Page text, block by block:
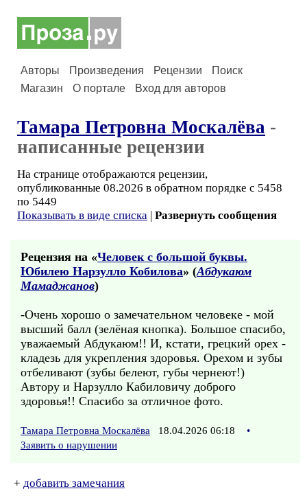
Авторы Произведения Рецензии
Поиск
Магазин
О портале Вход для авторов
Тамара Петровна Москалёва -
написанные рецензии
На странице отображаются рецензии,
опубликованные 08.2026 в обратном порядке с 5458
по 5449
Показывать в виде списка | Развернуть сообщения
Рецензия на «Человек с большой буквы.
Юбилею Нарзулло Кобилова» (Абдукаюм
Мамаджанов)
-Очень хорошо о замечательном человеке - мой
высший балл (зелёная кнопка). Большое спасибо,
уважаемый Абдукаюм!! И, кстати, грецкий орех -
кладезь для укрепления здоровья. Орехом и зубы
отбеливают (зубы белеют, губы чернеют!)
Автору и Нарзулло Кабиловичу доброго
здоровья!! Спасибо за отличное фото.
Тамара Петровна Москалёва 18.04.2026 06:18
•
Заявить о нарушении
+ добавить замечания